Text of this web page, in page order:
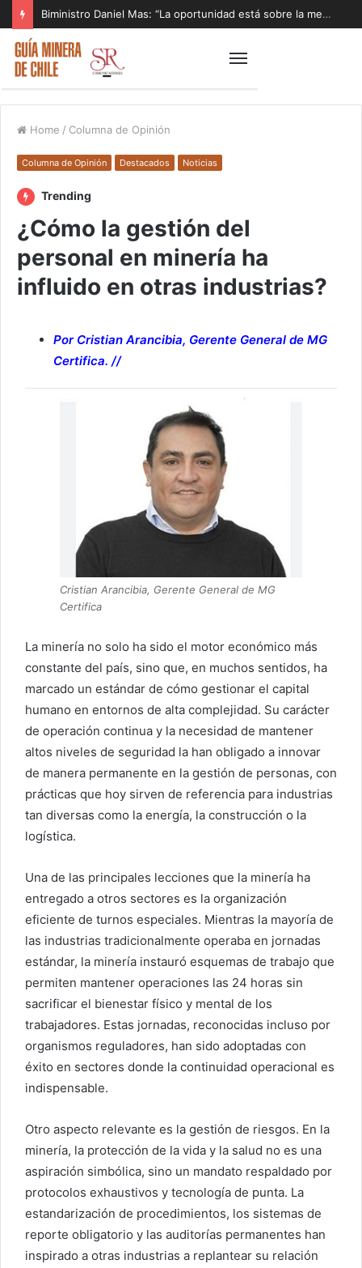
Biministro Daniel Mas: “La oportunidad está sobre la mesa y tenemos que aprovecharla”
Home / Columna de Opinión
Columna de Opinión Destacados Noticias
Trending
¿Cómo la gestión del
personal en minería ha
influido en otras industrias?
Por Cristian Arancibia, Gerente General de MG
Certifica. //
Cristian Arancibia, Gerente General de MG
Certifica
La minería no solo ha sido el motor económico más
constante del país, sino que, en muchos sentidos, ha
marcado un estándar de cómo gestionar el capital
humano en entornos de alta complejidad. Su carácter
de operación continua y la necesidad de mantener
altos niveles de seguridad la han obligado a innovar
de manera permanente en la gestión de personas, con
prácticas que hoy sirven de referencia para industrias
tan diversas como la energía, la construcción o la
logística.
Una de las principales lecciones que la minería ha
entregado a otros sectores es la organización
eficiente de turnos especiales. Mientras la mayoría de
las industrias tradicionalmente operaba en jornadas
estándar, la minería instauró esquemas de trabajo que
permiten mantener operaciones las 24 horas sin
sacrificar el bienestar físico y mental de los
trabajadores. Estas jornadas, reconocidas incluso por
organismos reguladores, han sido adoptadas con
éxito en sectores donde la continuidad operacional es
indispensable.
Otro aspecto relevante es la gestión de riesgos. En la
minería, la protección de la vida y la salud no es una
aspiración simbólica, sino un mandato respaldado por
protocolos exhaustivos y tecnología de punta. La
estandarización de procedimientos, los sistemas de
reporte obligatorio y las auditorías permanentes han
inspirado a otras industrias a replantear su relación